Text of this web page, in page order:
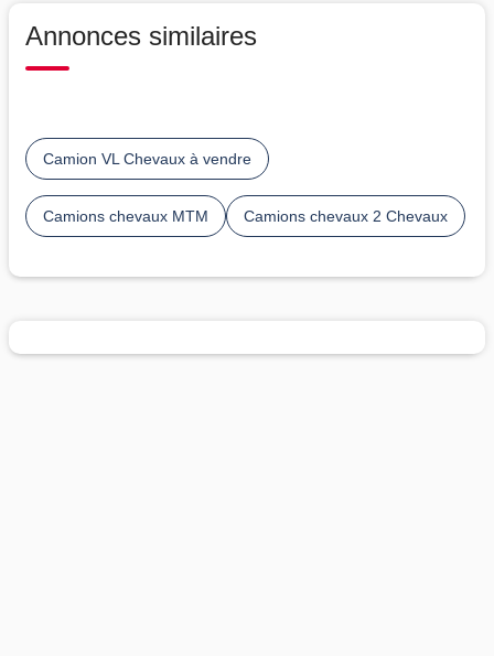
Annonces similaires
Camion VL Chevaux à vendre
Camions chevaux MTM Camions chevaux 2 Chevaux